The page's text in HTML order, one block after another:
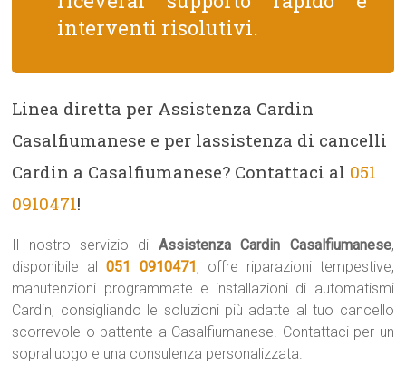
interventi risolutivi.
Linea diretta per Assistenza Cardin
Casalfiumanese e per lassistenza di cancelli
Cardin a Casalfiumanese? Contattaci al 051
0910471!
Il nostro servizio di Assistenza Cardin Casalfiumanese,
disponibile al051 0910471, offre riparazioni tempestive,
manutenzioni programmate e installazioni di automatismi
Cardin, consigliando le soluzioni più adatte al tuo cancello
scorrevole o battente a Casalfiumanese. Contattaci per un
sopralluogo e una consulenza personalizzata.